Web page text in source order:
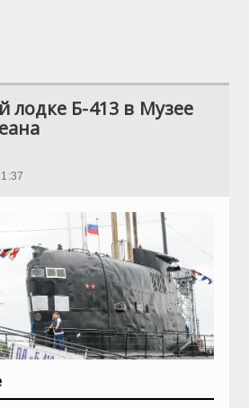
лодке Б-413 в Музее